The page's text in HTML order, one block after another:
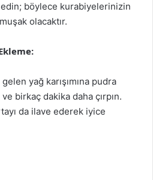
edin; böylece kurabiyelerinizin
olacaktır.
gelen yağ karışımına pudra
birkaç dakika daha çırpın.
da ilave ederek iyice